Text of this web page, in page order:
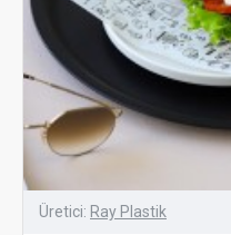
Üretici: Ray Plastik